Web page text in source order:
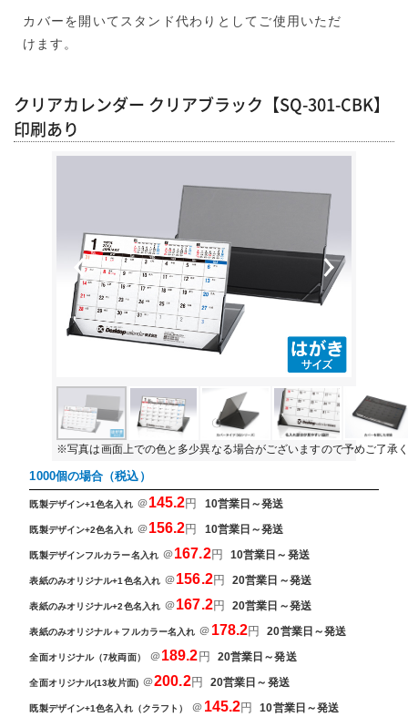
カバーを開いてスタンド代わりとしてご使用いただ
けます。
クリアカレンダー クリアブラック【SQ-301-CBK】
印刷あり
Previous Next
※写真は画面上での色と多少異なる場合がございますので予めご了承
1000個の場合（税込）
既製デザイン+1色名入れ ＠145.2円 10営業日～発送
既製デザイン+2色名入れ ＠156.2円 10営業日～発送
既製デザインフルカラー名入れ ＠167.2円 10営業日～発送
表紙のみオリジナル+1色名入れ ＠156.2円20営業日～発送
表紙のみオリジナル+2色名入れ ＠167.2円20営業日～発送
表紙のみオリジナル＋フルカラー名入れ ＠ 178.2円20営業日～発送
全面オリジナル（7枚両面） ＠189.2円 20営業日～発送
全面オリジナル(13枚片面) ＠200.2円 20営業日～発送
既製デザイン+1色名入れ（クラフト） ＠ 145.2円10営業日～発送